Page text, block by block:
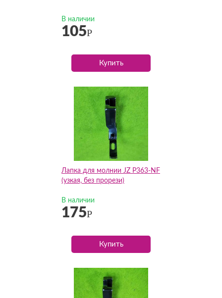
В наличии
105Р
Купить
Лапка для молнии JZ P363-NF
(узкая, без прорези)
В наличии
175Р
Купить